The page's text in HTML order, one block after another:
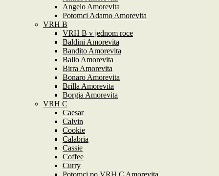
Angelo Amorevita
Potomci Adamo Amorevita
VRH B
VRH B v jednom roce
Baldini Amorevita
Bandito Amorevita
Ballo Amorevita
Birra Amorevita
Bonaro Amorevita
Brilla Amorevita
Borgia Amorevita
VRH C
Caesar
Calvin
Cookie
Calabria
Cassie
Coffee
Curry